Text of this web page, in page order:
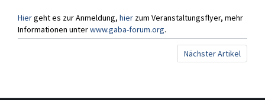
Hiergeht es zur Anmeldung,hier zum Veranstaltungsflyer, mehr
Informationen unterwww.gaba-forum.org.
Nächster Artikel